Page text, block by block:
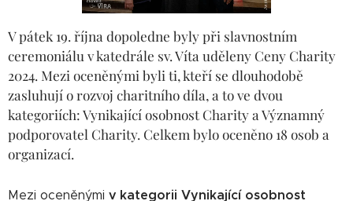
V pátek 19. října dopoledne byly při slavnostním
ceremoniálu v katedrále sv. Víta uděleny Ceny Charity
2024. Mezi oceněnými byli ti, kteří se dlouhodobě
zasluhují o rozvoj charitního díla, a to ve dvou
kategoriích: Vynikající osobnost Charity a Významný
podporovatel Charity. Celkem bylo oceněno 18 osob a
organizací.
Mezi oceněnými v kategorii Vynikající osobnost